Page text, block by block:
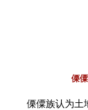
傈
傈僳族认为土